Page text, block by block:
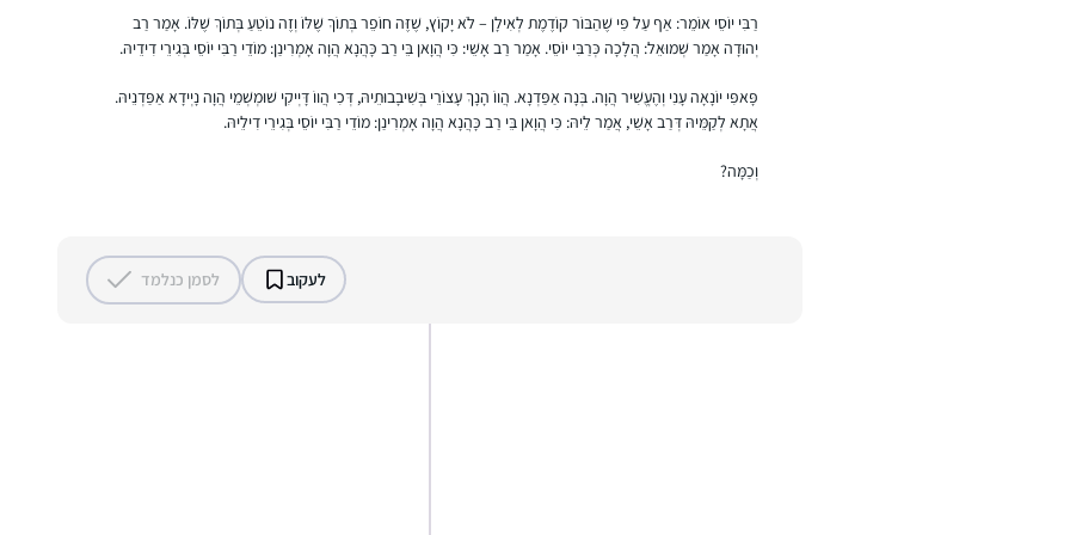
רַבִּי יוֹסֵי אוֹמֵר: אַף עַל פִּי שֶׁהַבּוֹר קוֹדֶמֶת לְאִילָן – לֹא יָקוֹץ, שֶׁזֶּה חוֹפֵר בְּתוֹךְ שֶׁלּוֹ וְזֶה נוֹטֵעַ בְּתוֹךְ שֶׁלּוֹ. אָמַר רַב
יְהוּדָה אָמַר שְׁמוּאֵל: הֲלָכָה כְּרַבִּי יוֹסֵי. אָמַר רַב אָשֵׁי: כִּי הֲוָאן בֵּי רַב כָּהֲנָא הֲוָה אָמְרִינַן: מוֹדֵי רַבִּי יוֹסֵי בְּגִירֵי דִידֵיהּ.
פָּאפִּי יוֹנָאָה עָנִי וְהֶעֱשִׁיר הֲוָה. בְּנָה אַפַּדְנָא. הֲווֹ הָנָךְ עָצוֹרֵי בְּשִׁיבָבוּתֵיהּ, דְּכִי הֲווֹ דָּיְיקִי שׁוּמְשְׁמֵי הֲוָה נָיְידָא אַפַּדְנֵיהּ.
אֲתָא לְקַמֵּיהּ דְּרַב אָשֵׁי, אֲמַר לֵיהּ: כִּי הֲוָאן בֵּי רַב כָּהֲנָא הֲוָה אָמְרִינַן: מוֹדֵי רַבִּי יוֹסֵי בְּגִירֵי דִילֵיהּ.
וְכַמָּה?
לעקוב לסמן כנלמד
התחלתי בסיום הש”ס, יצאתי באורות. נשברתי
לאט לאט יותר נינוחה בסוגיות. לא כולם מבינים
את הרצון, בפרט כפמניסטית. חשה סיפוק גדול
קרן וינגרטן שרינגטון
מודיעין, ישראל